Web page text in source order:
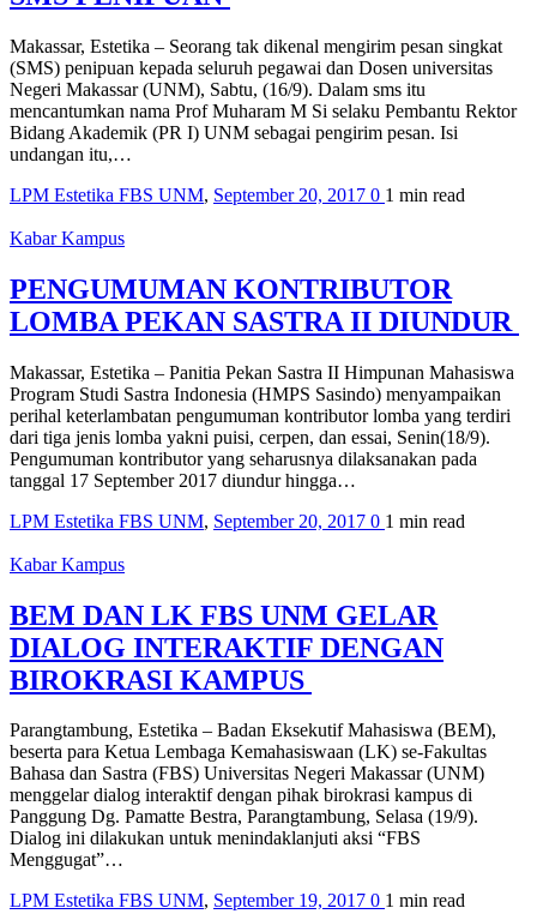
Makassar, Estetika – Seorang tak dikenal mengirim pesan singkat
(SMS) penipuan kepada seluruh pegawai dan Dosen universitas
Negeri Makassar (UNM), Sabtu, (16/9). Dalam sms itu
mencantumkan nama Prof Muharam M Si selaku Pembantu Rektor
Bidang Akademik (PR I) UNM sebagai pengirim pesan. Isi
undangan itu,…
LPM Estetika FBS UNM, September 20, 2017 0 1 min read
Kabar Kampus
PENGUMUMAN KONTRIBUTOR
LOMBA PEKAN SASTRA II DIUNDUR
Makassar, Estetika – Panitia Pekan Sastra II Himpunan Mahasiswa
Program Studi Sastra Indonesia (HMPS Sasindo) menyampaikan
perihal keterlambatan pengumuman kontributor lomba yang terdiri
dari tiga jenis lomba yakni puisi, cerpen, dan essai, Senin(18/9).
Pengumuman kontributor yang seharusnya dilaksanakan pada
tanggal 17 September 2017 diundur hingga…
LPM Estetika FBS UNM, September 20, 2017 0 1 min read
Kabar Kampus
BEM DAN LK FBS UNM GELAR
DIALOG INTERAKTIF DENGAN
BIROKRASI KAMPUS
Parangtambung, Estetika – Badan Eksekutif Mahasiswa (BEM),
beserta para Ketua Lembaga Kemahasiswaan (LK) se-Fakultas
Bahasa dan Sastra (FBS) Universitas Negeri Makassar (UNM)
menggelar dialog interaktif dengan pihak birokrasi kampus di
Panggung Dg. Pamatte Bestra, Parangtambung, Selasa (19/9).
Dialog ini dilakukan untuk menindaklanjuti aksi “FBS
Menggugat”…
LPM Estetika FBS UNM, September 19, 2017 0 1 min read